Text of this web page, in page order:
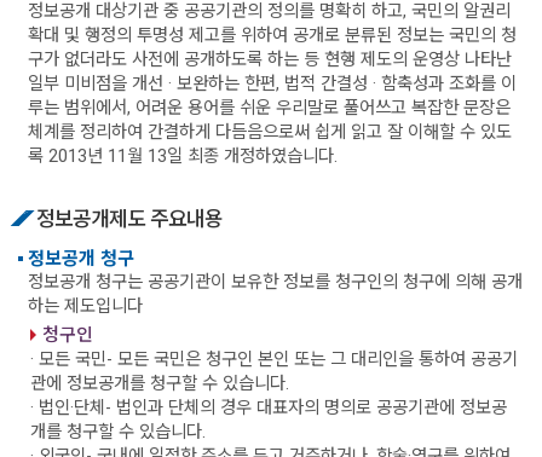
정보공개 대상기관 중 공공기관의 정의를 명확히 하고, 국민의 알권리
확대 및 행정의 투명성 제고를 위하여 공개로 분류된 정보는 국민의 청
구가 없더라도 사전에 공개하도록 하는 등 현행 제도의 운영상 나타난
일부 미비점을 개선 · 보완하는 한편, 법적 간결성 · 함축성과 조화를 이
루는 범위에서, 어려운 용어를 쉬운 우리말로 풀어쓰고 복잡한 문장은
체계를 정리하여 간결하게 다듬음으로써 쉽게 읽고 잘 이해할 수 있도
록 2013년 11월 13일 최종 개정하였습니다.
정보공개제도 주요내용
정보공개 청구
정보공개 청구는 공공기관이 보유한 정보를 청구인의 청구에 의해 공개
하는 제도입니다
청구인
· 모든 국민- 모든 국민은 청구인 본인 또는 그 대리인을 통하여 공공기
관에 정보공개를 청구할 수 있습니다.
· 법인·단체 - 법인과 단체의 경우 대표자의 명의로 공공기관에 정보공
개를 청구할 수 있습니다.